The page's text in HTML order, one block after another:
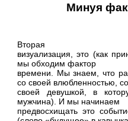
Минуя
Вторая
визуализация, это (как
мы обходим фактор
времени. Мы знаем, что
со своей влюбленностью, со
своей девушкой, в
мужчина). И мы начинаем
предвосхищать это